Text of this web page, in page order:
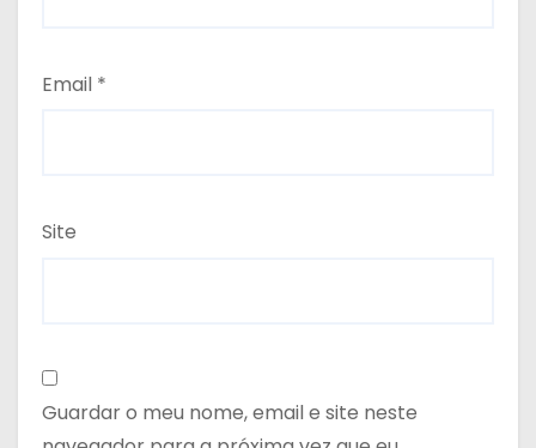
Email *
Site
Guardar o meu nome, email e site neste